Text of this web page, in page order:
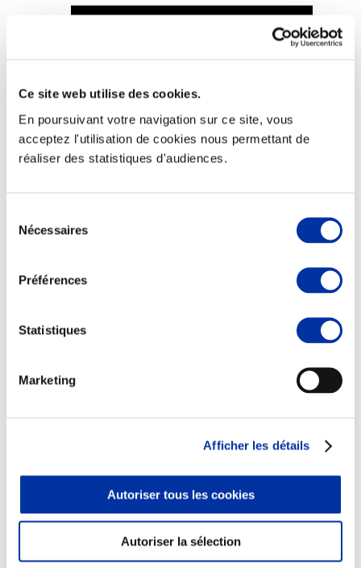
Ce site web utilise des cookies.
En poursuivant votre navigation sur ce site, vous
acceptez l'utilisation de cookies nous permettant de
réaliser des statistiques d'audiences.
Nécessaires
Préférences
Statistiques
Marketing
Afficher les détails
Autoriser tous les cookies
Autoriser la sélection
Viande et climat
Valorisation de l’herbe
Autonomie des élevages
Qualité air, eau, sols
Economie de ressources
Abattoir
Partenaire Climat